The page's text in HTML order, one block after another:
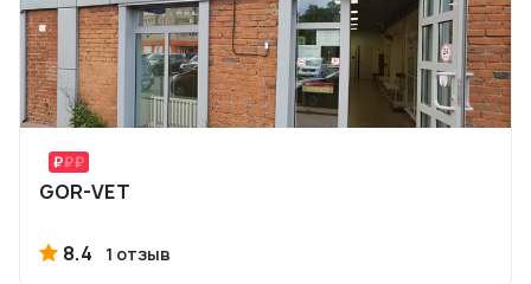
GOR-VET
8.4 1 отзыв